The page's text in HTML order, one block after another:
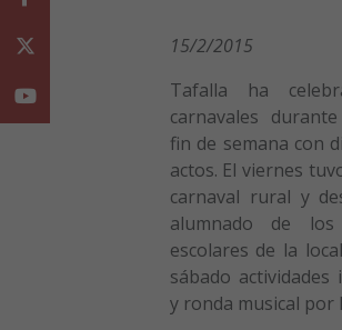
15/2/2015
Tafalla ha
carnavales
fin de semana con
actos. El viernes
carnaval rural y
alumnado de los
escolares de la
sábado actividades
y ronda musical por
Youtube